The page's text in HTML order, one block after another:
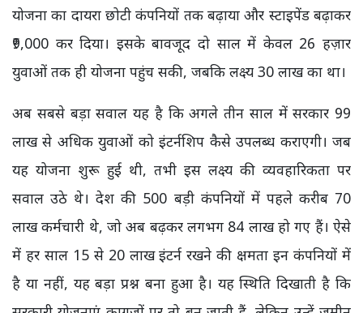
योजना का दायरा छोटी कंपनियों तक बढ़ाया और स्टाइपेंड बढ़ाकर
₹9,000 कर दिया। इसके बावजूद दो साल में केवल 26 हज़ार
युवाओं तक ही योजना पहुंच सकी, जबकि लक्ष्य 30 लाख का था।
अब सबसे बड़ा सवाल यह है कि अगले तीन साल में सरकार 99
लाख से अधिक युवाओं को इंटर्नशिप कैसे उपलब्ध कराएगी। जब
यह योजना शुरू हुई थी, तभी इस लक्ष्य की व्यवहारिकता पर
सवाल उठे थे। देश की 500 बड़ी कंपनियों में पहले करीब 70
लाख कर्मचारी थे, जो अब बढ़कर लगभग 84 लाख हो गए हैं। ऐसे
में हर साल 15 से 20 लाख इंटर्न रखने की क्षमता इन कंपनियों में
है या नहीं, यह बड़ा प्रश्न बना हुआ है। यह स्थिति दिखाती है कि